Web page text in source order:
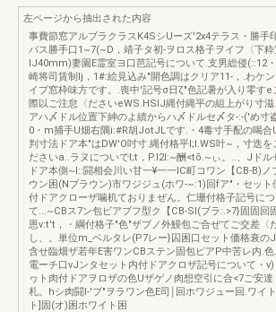
左ページから抽出された内容
事費節窓アルブラクラスK4SシUーズ'2x4テラス・勝手
パス勝手口1~7(~D，靖子タ初-ヲロス格子ヲイフ〈下粋
lJ40mm)妻園E霊室ヨ口芭記号について.支男総侵(::12
崎将司賃制Ij，1#:絵見込み"開色調はクリア11-，.わケン
イプ窓枠味方です。.喪中'記号σ日ζ"色記暑が入り零すe
際以ご注怠〈ださいeWS.HSIJ縄付縄平の組上がり寸滋
アハ〆ドル位置下紳のよ績からハ〆ドルセ〆タ-:-('め寸
0・m捕手U畑右隅i:#R胡JotJLです.・4毒寸手配の喝合
判寸法ドア本"はDW'O吋寸.縄付格平I;l.WS叶~，寸迭を
ださいa..ラヌについでI;t，P.l2l:~酬<tõ.~ぃ。..、Jドル
ドア本側~I::闘相会川い甘一¥一一IC町コワン【CB-B)ノ
ウン困(Nブラウン)市ワジジュ(ホワ-~:1)回fア"・セット
付ドアクローザ噛机ておりまぜん。仁珊付格子記号に
て...~CBス7ン包ビアブフ型ク【CB-Sl(ブラ:.>7}固固回
恩v:t't，・綱付格子"色"ザブノ外鰻包ご合ぜてご交差〈
し、。単位m_ベルタレ(P7レー}囚困口セット価格衰の
含せ臨畑ザ若年E害ワンCBステン固包ピアP中苦レ内.
電ーチ口νJンタセット内付ドアクロザ記号について・ν)
ヮト肉付ドアヲロザの色Uザゲノ肉想空引に合<7ご安達
札。hシ肉闘I-'ブ"ヲラワン色E司￨回ホワジュー回.ワイ
ト]固(オ)困ホワイト困